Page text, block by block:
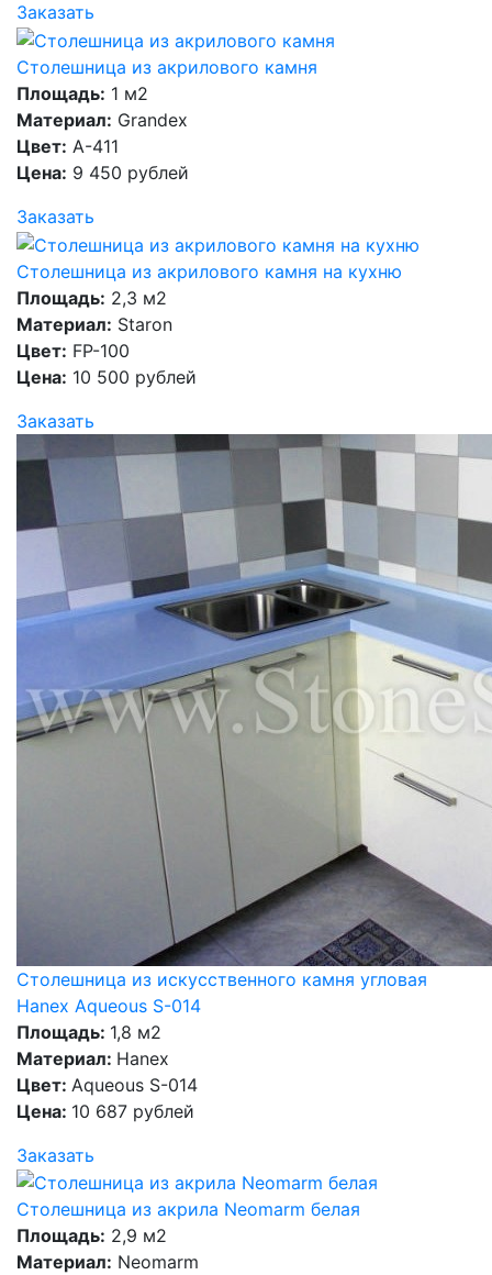
Заказать
Столешница из акрилового камня
Площадь: 1 м2
Материал: Grandex
Цвет: A-411
Цена: 9 450 рублей
Заказать
Столешница из акрилового камня на кухню
Площадь: 2,3 м2
Материал: Staron
Цвет: FP-100
Цена: 10 500 рублей
Заказать
Столешница из искусственного камня угловая
Hanex Aqueous S-014
Площадь: 1,8 м2
Материал: Hanex
Цвет: Aqueous S-014
Цена: 10 687 рублей
Заказать
Столешница из акрила Neomarm белая
Площадь: 2,9 м2
Материал: Neomarm